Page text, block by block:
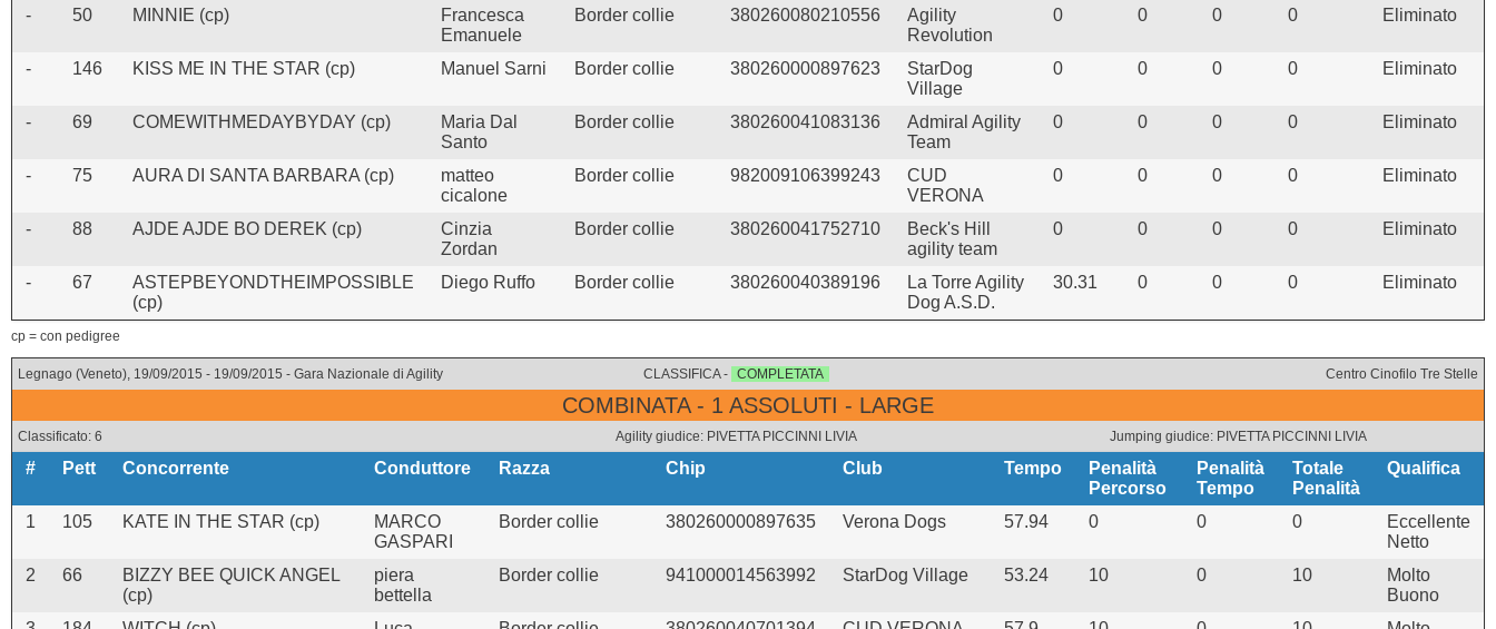
- 50 MINNIE (cp)
Francesca
Emanuele
Border collie 380260080210556
Agility
Revolution
0 0 0 0 Eliminato
- 146 KISS ME IN THE STAR (cp) Manuel Sarni Border collie 380260000897623
StarDog
Village
0 0 0 0 Eliminato
- 69 COMEWITHMEDAYBYDAY (cp)
Maria Dal
Santo
Border collie 380260041083136
Admiral Agility
Team
0 0 0 0 Eliminato
- 75 AURA DI SANTA BARBARA (cp)
matteo
cicalone
Border collie 982009106399243
CUD
VERONA
0 0 0 0 Eliminato
- 88 AJDE AJDE BO DEREK (cp)
Cinzia
Zordan
Border collie 380260041752710
Beck's Hill
agility team
0 0 0 0 Eliminato
- 67
ASTEPBEYONDTHEIMPOSSIBLE
(cp)
Diego Ruffo Border collie 380260040389196
La Torre Agility
Dog A.S.D.
30.31 0 0 0 Eliminato
cp = con pedigree
Legnago (Veneto), 19/09/2015 - 19/09/2015 - Gara Nazionale di Agility CLASSIFICA - COMPLETATA Centro Cinofilo Tre Stelle
COMBINATA - 1 ASSOLUTI - LARGE
Classificato: 6 Agility giudice: PIVETTA PICCINNI LIVIA Jumping giudice: PIVETTA PICCINNI LIVIA
# Pett Concorrente Conduttore Razza Chip Club Tempo
Penalità
Percorso
Penalità
Tempo
Totale
Penalità
Qualifica
1 105 KATE IN THE STAR (cp)
MARCO
GASPARI
Border collie 380260000897635 Verona Dogs 57.94 0 0 0
Eccellente
Netto
2
66
BIZZY BEE QUICK ANGEL
(cp)
piera
bettella
Border collie 941000014563992 StarDog Village 53.24 10 0 10
Molto
Buono